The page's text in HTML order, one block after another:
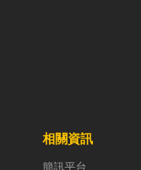
僅能快速排除
相關資訊
簡訊平台